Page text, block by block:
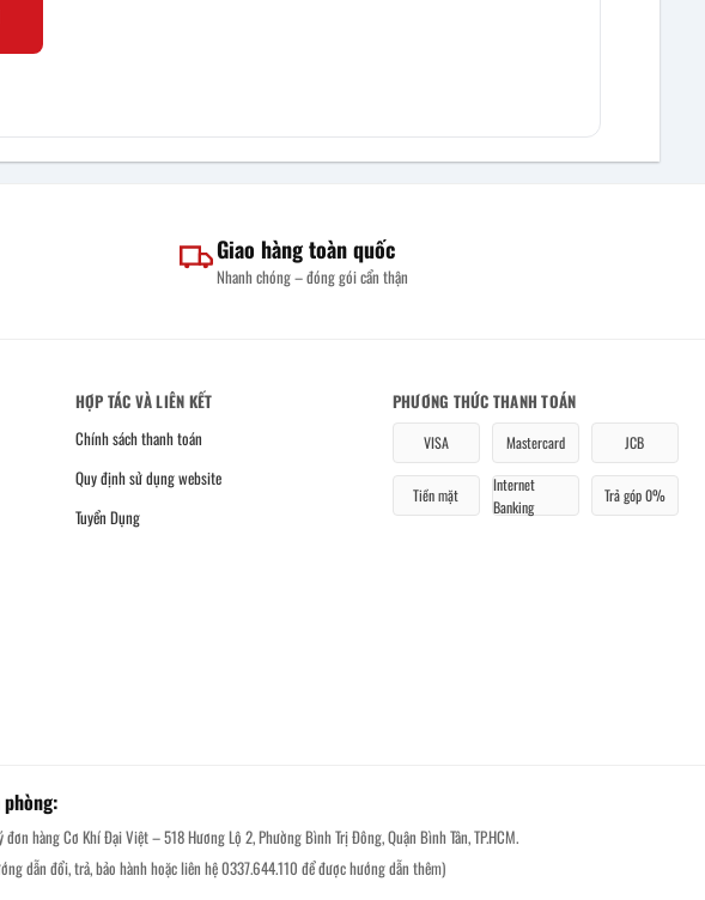
Giao hàng toàn quốc
Nhanh chóng – đóng gói cẩn thận
HỢP TÁC VÀ LIÊN KẾT
Chính sách thanh toán
Quy định sử dụng website
Tuyển Dụng
PHƯƠNG THỨC THANH TOÁN
VISA Mastercard JCB
Tiền mặt
Internet
Banking
Trả góp 0%
đơn hàng Cơ Khí Đại Việt – 518 Hương Lộ 2, Phường Bình Trị Đông, Quận Bình Tân, TP.HCM.
dẫn đổi, trả, bảo hành hoặc liên hệ 0337.644.110 để được hướng dẫn thêm)